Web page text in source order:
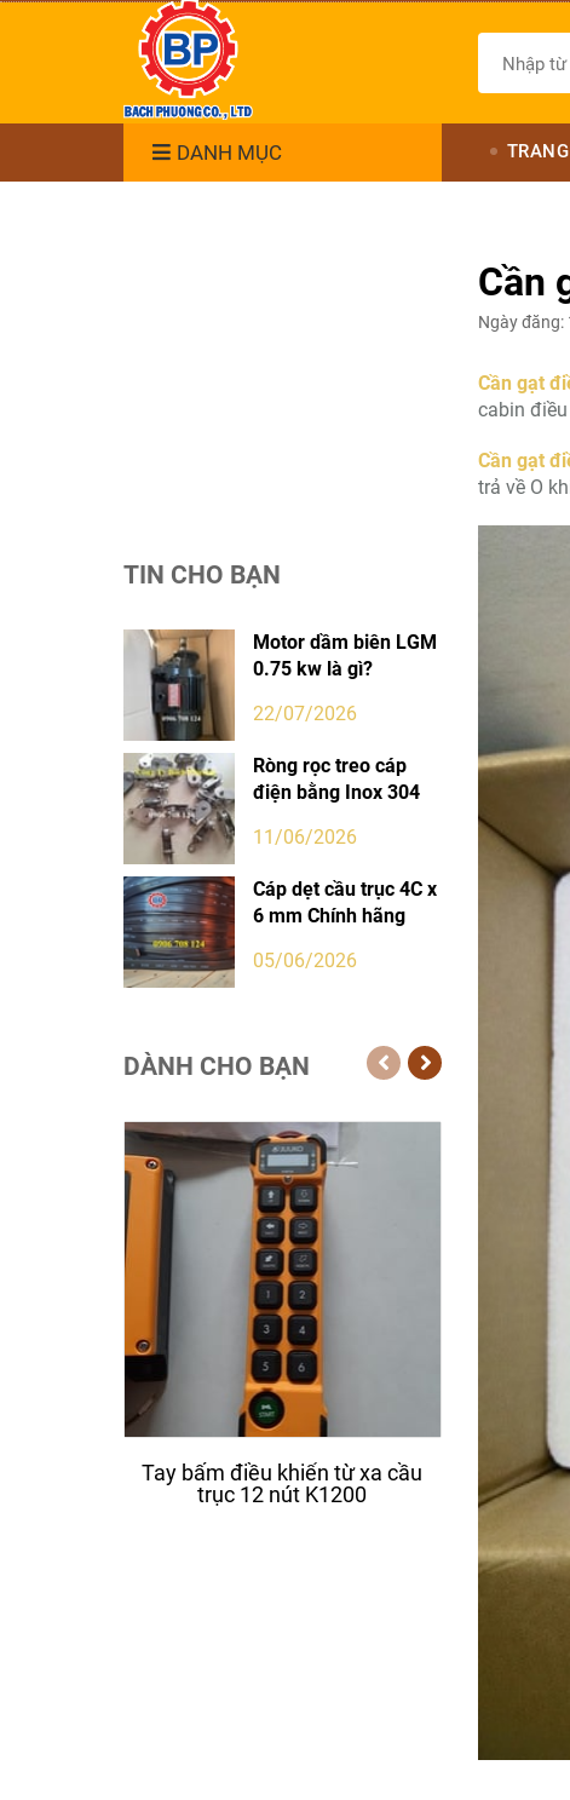
DANH MỤC
Cần
Ngày đăng:
Cần gạt
cabin
Cần gạt
trả về O
TIN CHO BẠN
Motor dầm biên LGM
0.75 kw là gì?
22/07/2026
Ròng rọc treo cáp
điện bằng Inox 304
11/06/2026
Cáp dẹt cầu trục 4C x
6 mm Chính hãng
05/06/2026
DÀNH CHO BẠN
Tay bấm điều khiển từ xa cầu
trục 12 nút K1200
Động